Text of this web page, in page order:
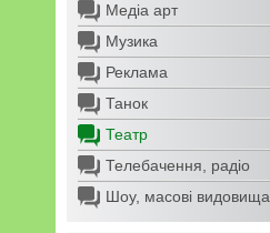
Медіа арт
Музика
Реклама
Танок
Театр
Телебачення, радіо
Шоу, масові видовища